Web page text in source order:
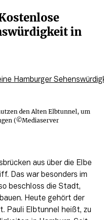
in
den Alten Elbtunnel, um
(©Mediaserver
aus über die Elbe
Das war besonders im
beschloss die Stadt,
Heute gehört der
Pauli Elbtunnel heißt, zu